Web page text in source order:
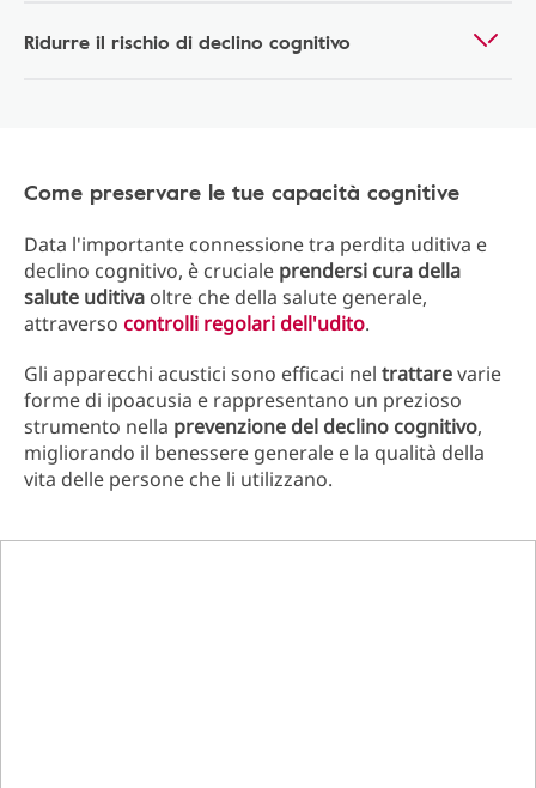
Ridurre il rischio di declino cognitivo
Come preservare le tue capacità cognitive
Data l'importante connessione tra perdita uditiva e
declino cognitivo, è cruciale prendersi cura della
salute uditiva oltre che della salute generale,
attraverso controlli regolari dell'udito.
Gli apparecchi acustici sono efficaci nel trattarevarie
forme di ipoacusia e rappresentano un prezioso
strumento nella prevenzione del declino cognitivo,
migliorando il benessere generale e la qualità della
vita delle persone che li utilizzano.